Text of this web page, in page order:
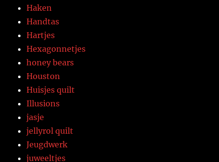
Haken
Handtas
Hartjes
Hexagonnetjes
honey bears
Houston
Huisjes quilt
Illusions
jasje
jellyrol quilt
Jeugdwerk
juweeltjes